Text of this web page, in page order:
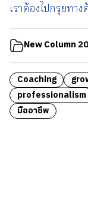
เราต้องไปกรุยทา
New Column
Coaching
professionalism
มืออาชีพ